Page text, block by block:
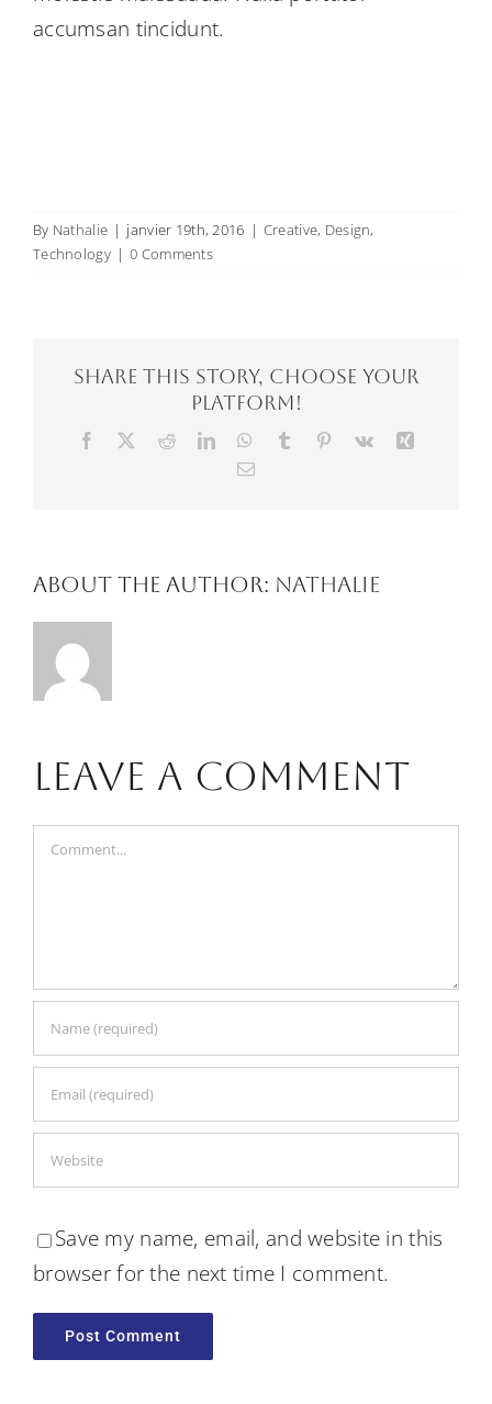
accumsan tincidunt.
By Nathalie | janvier 19th, 2016 | Creative, Design,
Technology | 0 Comments
Share This Story, Choose Your
Platform!
Facebook RedditLinkedInWhatsApp
Tumblr Pinterest
Vk
Email
About the Author: Nathalie
Leave A Comment
Comment
Save my name, email, and website in this
browser for the next time I comment.